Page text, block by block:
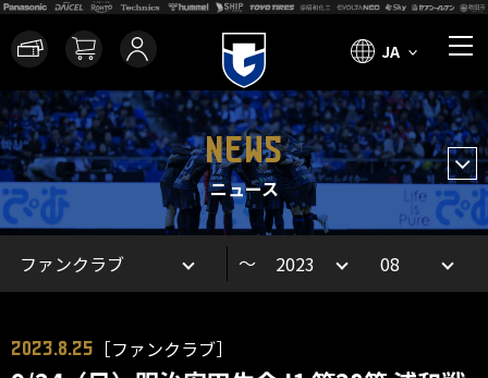
JA
NEWS
ニュース
～
2023.8.25 ［ファンクラブ］